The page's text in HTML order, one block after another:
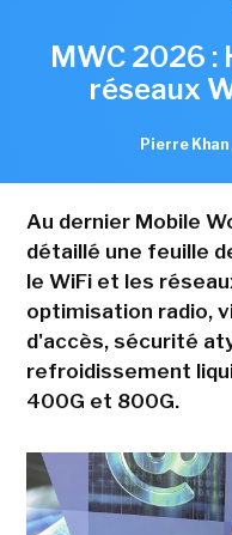
MWC 2026 :
réseaux
Pierre Khan
Au dernier Mobile
détaillé une feuille
le WiFi et les
optimisation radio,
d'accès, sécurité
refroidissement
400G et 800G.